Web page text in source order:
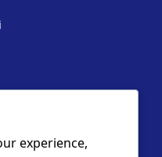
experience,